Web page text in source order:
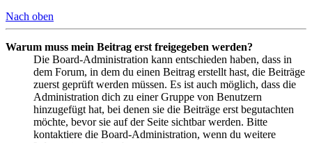
Nach oben
Warum muss mein Beitrag erst freigegeben werden?
Die Board-Administration kann entschieden haben, dass in
dem Forum, in dem du einen Beitrag erstellt hast, die Beiträge
zuerst geprüft werden müssen. Es ist auch möglich, dass die
Administration dich zu einer Gruppe von Benutzern
hinzugefügt hat, bei denen sie die Beiträge erst begutachten
möchte, bevor sie auf der Seite sichtbar werden. Bitte
kontaktiere die Board-Administration, wenn du weitere